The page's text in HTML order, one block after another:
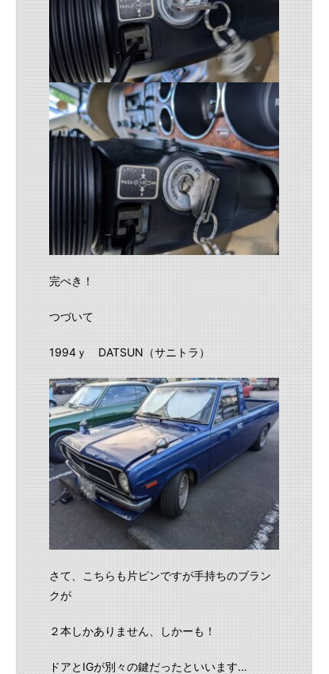
完ぺき！
つづいて
1994ｙ DATSUN（サニトラ）
さて、こちらも片ピンですが手持ちのブラン
クが
２本しかありません、しかーも！
ドアとIGが別々の鍵だったといいます…